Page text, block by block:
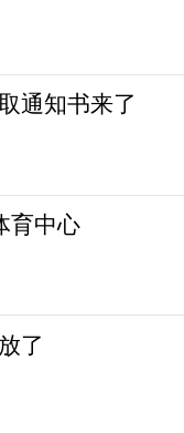
通知书来了
育中心
了